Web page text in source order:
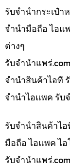
รับจำนำกระเป๋า
จำนำมือถือ ไอแ
ต่างๆ
รับจํานําแพร่
จำนำสินค้าไอที
จำนำไอแพค รับ
รับจำนำสินค้าไ
มือถือ ไอแพค ไ
รับจํานําแพร่